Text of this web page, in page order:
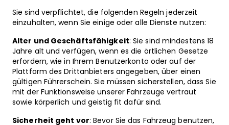
Sie sind verpflichtet, die folgenden Regeln jederzeit
einzuhalten, wenn Sie einige oder alle Dienste nutzen:
Alter und Geschäftsfähigkeit: Sie sind mindestens 18
Jahre alt und verfügen, wenn es die örtlichen Gesetze
erfordern, wie in Ihrem Benutzerkonto oder auf der
Plattform des Drittanbieters angegeben, über einen
gültigen Führerschein. Sie müssen sicherstellen, dass Sie
mit der Funktionsweise unserer Fahrzeuge vertraut
sowie körperlich und geistig fit dafür sind.
Sicherheit geht vor: Bevor Sie das Fahrzeug benutzen,